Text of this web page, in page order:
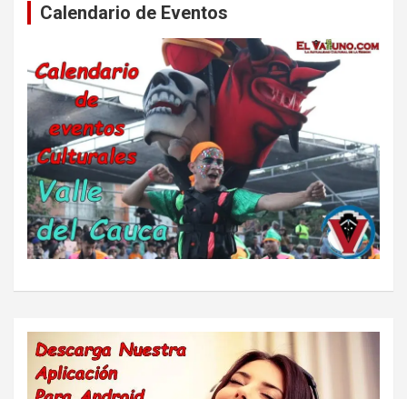
Calendario de Eventos